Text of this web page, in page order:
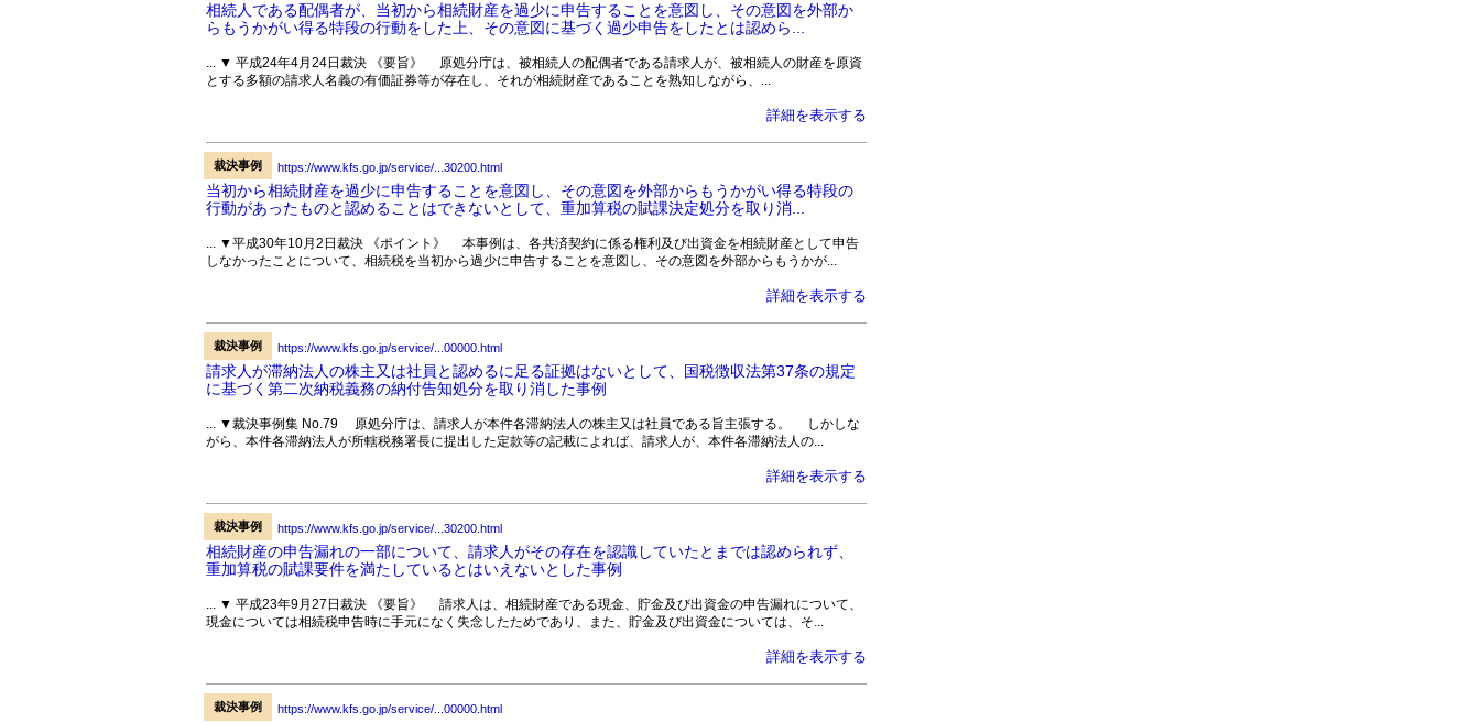
相続人である配偶者が、当初から相続財産を過少に申告することを意図し、その意図を外部か
らもうかがい得る特段の行動をした上、その意図に基づく過少申告をしたとは認めら...
... ▼ 平成24年4月24日裁決 《要旨》 原処分庁は、被相続人の配偶者である請求人が、被相続人の財産を原資
とする多額の請求人名義の有価証券等が存在し、それが相続財産であることを熟知しながら、...
詳細を表示する
裁決事例 https://www.kfs.go.jp/service/...30200.html
当初から相続財産を過少に申告することを意図し、その意図を外部からもうかがい得る特段の
行動があったものと認めることはできないとして、重加算税の賦課決定処分を取り消...
... ▼平成30年10月2日裁決 《ポイント》 本事例は、各共済契約に係る権利及び出資金を相続財産として申告
しなかったことについて、相続税を当初から過少に申告することを意図し、その意図を外部からもうかが...
詳細を表示する
裁決事例 https://www.kfs.go.jp/service/...00000.html
請求人が滞納法人の株主又は社員と認めるに足る証拠はないとして、国税徴収法第37条の規定
に基づく第二次納税義務の納付告知処分を取り消した事例
... ▼裁決事例集 No.79 原処分庁は、請求人が本件各滞納法人の株主又は社員である旨主張する。 しかしな
がら、本件各滞納法人が所轄税務署長に提出した定款等の記載によれば、請求人が、本件各滞納法人の...
詳細を表示する
裁決事例 https://www.kfs.go.jp/service/...30200.html
相続財産の申告漏れの一部について、請求人がその存在を認識していたとまでは認められず、
重加算税の賦課要件を満たしているとはいえないとした事例
... ▼ 平成23年9月27日裁決 《要旨》 請求人は、相続財産である現金、貯金及び出資金の申告漏れについて、
現金については相続税申告時に手元になく失念したためであり、また、貯金及び出資金については、そ...
詳細を表示する
裁決事例 https://www.kfs.go.jp/service/...00000.html